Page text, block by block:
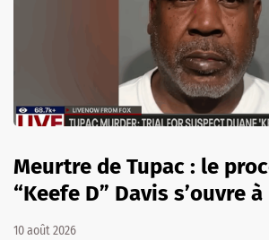
Meurtre de Tupac : le
“Keefe D” Davis s’ouvre à
10 août 2026